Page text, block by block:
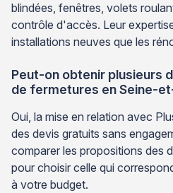
blindées, fenêtres, volets
contrôle d'accès. Leur
installations neuves que les
Peut-on obtenir plusieurs
de fermetures en Seine-
Oui, la mise en relation avec
des devis gratuits sans
comparer les propositions des
pour choisir celle qui
à votre budget.